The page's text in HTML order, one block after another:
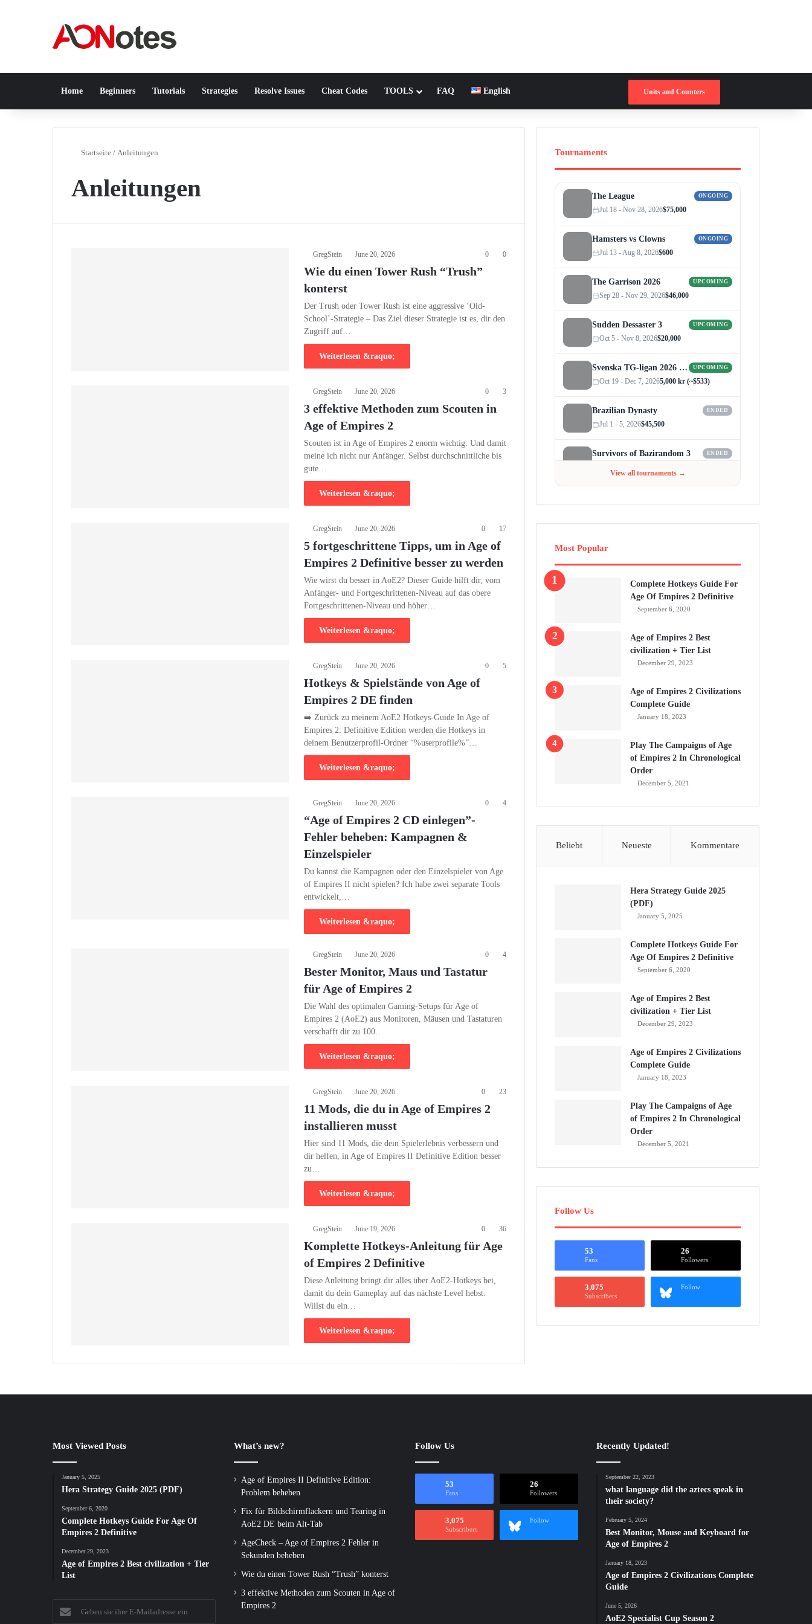
Home Beginners Tutorials Strategies Resolve Issues Cheat Codes TOOLS FAQ English Units and Counters
Startseite / Anleitungen
Anleitungen
GregStein June 20, 2026 0 0
Wie du einen Tower Rush “Trush”
konterst
Der Trush oder Tower Rush ist eine aggressive ‘Old-
School’-Strategie – Das Ziel dieser Strategie ist es, dir den
Zugriff auf…
Weiterlesen &raquo;
GregStein June 20, 2026 0 3
3 effektive Methoden zum Scouten in
Age of Empires 2
Scouten ist in Age of Empires 2 enorm wichtig. Und damit
meine ich nicht nur Anfänger. Selbst durchschnittliche bis
gute…
Weiterlesen &raquo;
GregStein June 20, 2026 0 17
5 fortgeschrittene Tipps, um in Age of
Empires 2 Definitive besser zu werden
Wie wirst du besser in AoE2? Dieser Guide hilft dir, vom
Anfänger- und Fortgeschrittenen-Niveau auf das obere
Fortgeschrittenen-Niveau und höher…
Weiterlesen &raquo;
GregStein June 20, 2026 0 5
Hotkeys & Spielstände von Age of
Empires 2 DE finden
➡️ Zurück zu meinem AoE2 Hotkeys-Guide In Age of
Empires 2: Definitive Edition werden die Hotkeys in
deinem Benutzerprofil-Ordner “%userprofile%”…
Weiterlesen &raquo;
GregStein June 20, 2026 0 4
“Age of Empires 2 CD einlegen”-
Fehler beheben: Kampagnen &
Einzelspieler
Du kannst die Kampagnen oder den Einzelspieler von Age
of Empires II nicht spielen? Ich habe zwei separate Tools
entwickelt,…
Weiterlesen &raquo;
GregStein June 20, 2026 0 4
Bester Monitor, Maus und Tastatur
für Age of Empires 2
Die Wahl des optimalen Gaming-Setups für Age of
Empires 2 (AoE2) aus Monitoren, Mäusen und Tastaturen
verschafft dir zu 100…
Weiterlesen &raquo;
GregStein June 20, 2026 0 23
11 Mods, die du in Age of Empires 2
installieren musst
Hier sind 11 Mods, die dein Spielerlebnis verbessern und
dir helfen, in Age of Empires II Definitive Edition besser
zu…
Weiterlesen &raquo;
GregStein June 19, 2026 0 36
Komplette Hotkeys-Anleitung für Age
of Empires 2 Definitive
Diese Anleitung bringt dir alles über AoE2-Hotkeys bei,
damit du dein Gameplay auf das nächste Level hebst.
Willst du ein…
Weiterlesen &raquo;
Tournaments
The League ONGOING
Jul 18 - Nov 28, 2026$75,000
Hamsters vs Clowns ONGOING
Jul 13 - Aug 8, 2026$600
The Garrison 2026 UPCOMING
Sep 28 - Nov 29, 2026$46,000
Sudden Dessaster 3 UPCOMING
Oct 5 - Nov 8, 2026$20,000
Svenska TG-ligan 2026 (Autumn) UPCOMING
Oct 19 - Dec 7, 20265,000 kr (~$533)
Brazilian Dynasty ENDED
Jul 1 - 5, 2026$45,500
Survivors of Bazirandom 3 ENDED
View all tournaments →
Most Popular
Complete Hotkeys Guide For
Age Of Empires 2 Definitive
September 6, 2020
Age of Empires 2 Best
civilization + Tier List
December 29, 2023
Age of Empires 2 Civilizations
Complete Guide
January 18, 2023
Play The Campaigns of Age
of Empires 2 In Chronological
Order
December 5, 2021
Beliebt Neueste Kommentare
Hera Strategy Guide 2025
(PDF)
January 5, 2025
Complete Hotkeys Guide For
Age Of Empires 2 Definitive
September 6, 2020
Age of Empires 2 Best
civilization + Tier List
December 29, 2023
Age of Empires 2 Civilizations
Complete Guide
January 18, 2023
Play The Campaigns of Age
of Empires 2 In Chronological
Order
December 5, 2021
Follow Us
53
Fans
26
Followers
3,075
Subscribers
Follow
Most Viewed Posts
January 5, 2025
Hera Strategy Guide 2025 (PDF)
September 6, 2020
Complete Hotkeys Guide For Age Of
Empires 2 Definitive
December 29, 2023
Age of Empires 2 Best civilization + Tier
List
Geben
sie
What’s new?
Age of Empires II Definitive Edition:
Problem beheben
Fix für Bildschirmflackern und Tearing in
AoE2 DE beim Alt-Tab
AgeCheck – Age of Empires 2 Fehler in
Sekunden beheben
Wie du einen Tower Rush “Trush” konterst
3 effektive Methoden zum Scouten in Age of
Empires 2
Follow Us
53
Fans
26
Followers
3,075
Subscribers
Follow
Recently Updated!
September 22, 2023
what language did the aztecs speak in
their society?
February 5, 2024
Best Monitor, Mouse and Keyboard for
Age of Empires 2
January 18, 2023
Age of Empires 2 Civilizations Complete
Guide
June 5, 2026
AoE2 Specialist Cup Season 2